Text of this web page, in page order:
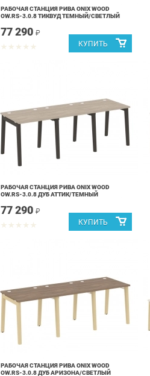
РАБОЧАЯ СТАНЦИЯ РИВА ONIX WOOD
OW.RS-3.0.8 ТИКВУД ТЕМНЫЙ/СВЕТЛЫЙ
77 290 ₽
РАБОЧАЯ СТАНЦИЯ РИВА ONIX WOOD
OW.RS-3.0.8 ДУБ АТТИК/ТЕМНЫЙ
77 290 ₽
РАБОЧАЯ СТАНЦИЯ РИВА ONIX WOOD
OW.RS-3.0.8 ДУБ АРИЗОНА/СВЕТЛЫЙ